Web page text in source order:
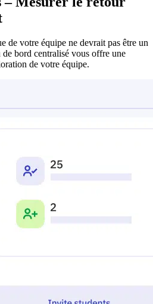
de votre équipe ne devrait pas être un
bord centralisé vous offre une
de votre équipe.